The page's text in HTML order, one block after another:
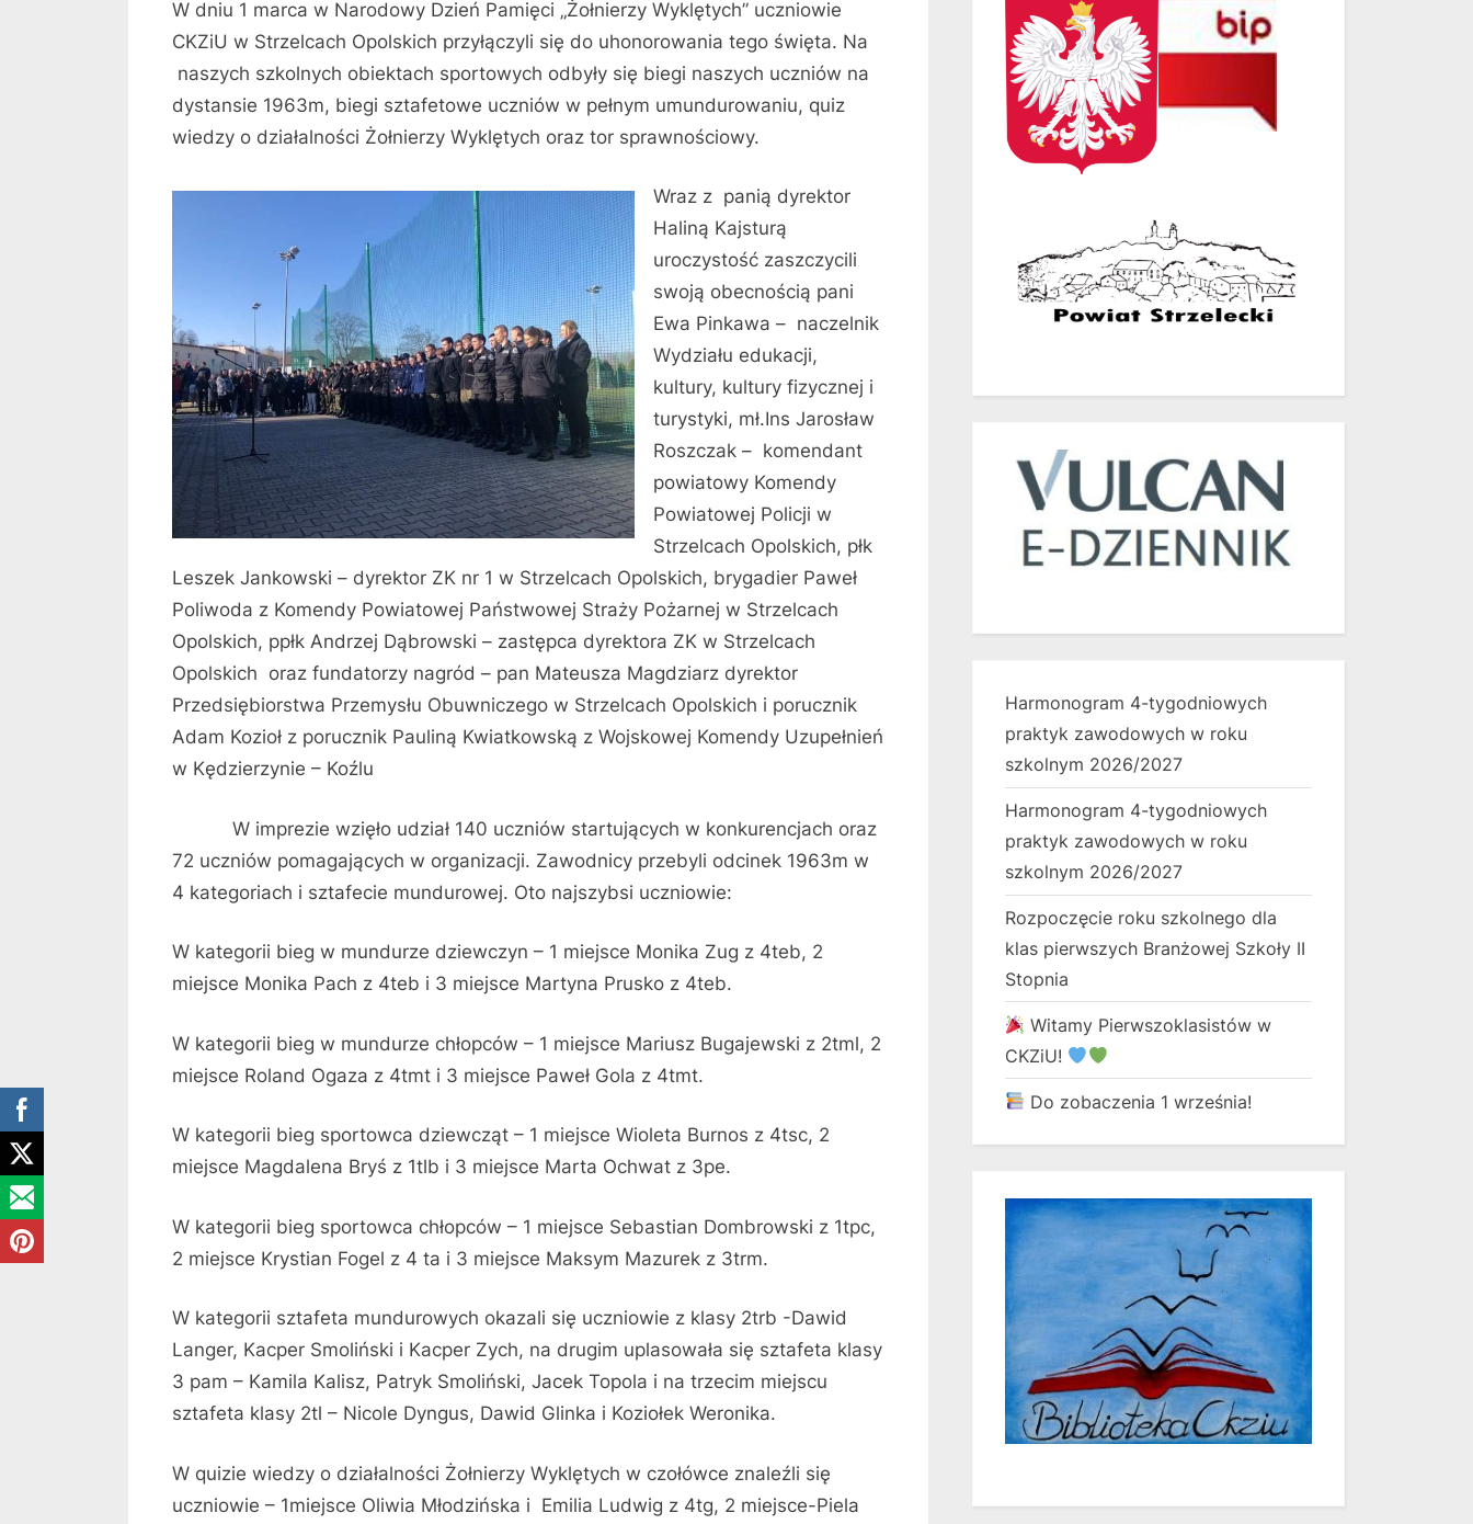
W dniu 1 marca w Narodowy Dzień Pamięci „Żołnierzy Wyklętych” uczniowie
CKZiU w Strzelcach Opolskich przyłączyli się do uhonorowania tego święta. Na
naszych szkolnych obiektach sportowych odbyły się biegi naszych uczniów na
dystansie 1963m, biegi sztafetowe uczniów w pełnym umundurowaniu, quiz
wiedzy o działalności Żołnierzy Wyklętych oraz tor sprawnościowy.
Wraz z panią dyrektor
Haliną Kajsturą
uroczystość zaszczycili
swoją obecnością pani
Ewa Pinkawa – naczelnik
Wydziału edukacji,
kultury, kultury fizycznej i
turystyki, mł.Ins Jarosław
Roszczak – komendant
powiatowy Komendy
Powiatowej Policji w
Strzelcach Opolskich, płk
Leszek Jankowski – dyrektor ZK nr 1 w Strzelcach Opolskich, brygadier Paweł
Poliwoda z Komendy Powiatowej Państwowej Straży Pożarnej w Strzelcach
Opolskich, ppłk Andrzej Dąbrowski – zastępca dyrektora ZK w Strzelcach
Opolskich oraz fundatorzy nagród – pan Mateusza Magdziarz dyrektor
Przedsiębiorstwa Przemysłu Obuwniczego w Strzelcach Opolskich i porucznik
Adam Kozioł z porucznik Pauliną Kwiatkowską z Wojskowej Komendy Uzupełnień
w Kędzierzynie – Koźlu
W imprezie wzięło udział 140 uczniów startujących w konkurencjach oraz
72 uczniów pomagających w organizacji. Zawodnicy przebyli odcinek 1963m w
4 kategoriach i sztafecie mundurowej. Oto najszybsi uczniowie:
W kategorii bieg w mundurze dziewczyn – 1 miejsce Monika Zug z 4teb, 2
miejsce Monika Pach z 4teb i 3 miejsce Martyna Prusko z 4teb.
W kategorii bieg w mundurze chłopców – 1 miejsce Mariusz Bugajewski z 2tml, 2
miejsce Roland Ogaza z 4tmt i 3 miejsce Paweł Gola z 4tmt.
W kategorii bieg sportowca dziewcząt – 1 miejsce Wioleta Burnos z 4tsc, 2
miejsce Magdalena Bryś z 1tlb i 3 miejsce Marta Ochwat z 3pe.
W kategorii bieg sportowca chłopców – 1 miejsce Sebastian Dombrowski z 1tpc,
2 miejsce Krystian Fogel z 4 ta i 3 miejsce Maksym Mazurek z 3trm.
W kategorii sztafeta mundurowych okazali się uczniowie z klasy 2trb -Dawid
Langer, Kacper Smoliński i Kacper Zych, na drugim uplasowała się sztafeta klasy
3 pam – Kamila Kalisz, Patryk Smoliński, Jacek Topola i na trzecim miejscu
sztafeta klasy 2tl – Nicole Dyngus, Dawid Glinka i Koziołek Weronika.
W quizie wiedzy o działalności Żołnierzy Wyklętych w czołówce znaleźli się
uczniowie – 1miejsce Oliwia Młodzińska i Emilia Ludwig z 4tg, 2 miejsce-Piela
Harmonogram 4-tygodniowych
praktyk zawodowych w roku
szkolnym 2026/2027
Harmonogram 4-tygodniowych
praktyk zawodowych w roku
szkolnym 2026/2027
Rozpoczęcie roku szkolnego dla
klas pierwszych Branżowej Szkoły II
Stopnia
Witamy Pierwszoklasistów w
CKZiU!
Do zobaczenia 1 września!